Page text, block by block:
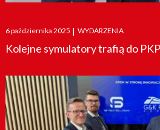
Posted
on
6 października 2025 | WYDARZENIA
Kolejne symulatory trafią do